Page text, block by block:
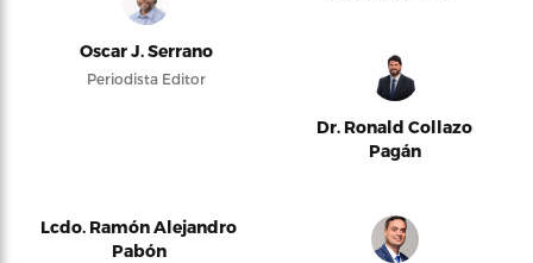
Oscar J. Serrano
Periodista Editor
Dr. Ronald Collazo
Pagán
Lcdo. Ramón Alejandro
Pabón